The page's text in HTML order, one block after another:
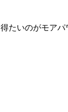
たいのがモア